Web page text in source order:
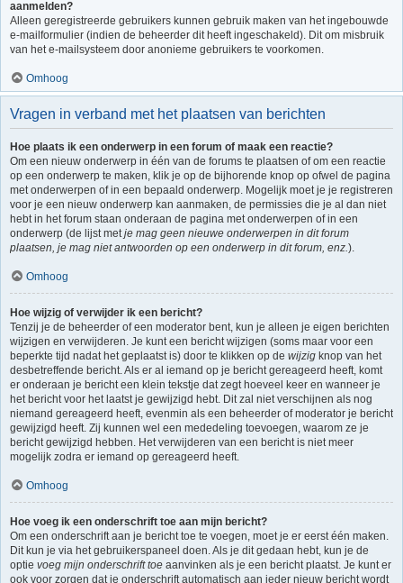
aanmelden?
Alleen geregistreerde gebruikers kunnen gebruik maken van het ingebouwde
e-mailformulier (indien de beheerder dit heeft ingeschakeld). Dit om misbruik
van het e-mailsysteem door anonieme gebruikers te voorkomen.
Omhoog
Vragen in verband met het plaatsen van berichten
Hoe plaats ik een onderwerp in een forum of maak een reactie?
Om een nieuw onderwerp in één van de forums te plaatsen of om een reactie
op een onderwerp te maken, klik je op de bijhorende knop op ofwel de pagina
met onderwerpen of in een bepaald onderwerp. Mogelijk moet je je registreren
voor je een nieuw onderwerp kan aanmaken, de permissies die je al dan niet
hebt in het forum staan onderaan de pagina met onderwerpen of in een
onderwerp (de lijst metje mag geen nieuwe onderwerpen in dit forum
plaatsen, je mag niet antwoorden op een onderwerp in dit forum, enz.).
Omhoog
Hoe wijzig of verwijder ik een bericht?
Tenzij je de beheerder of een moderator bent, kun je alleen je eigen berichten
wijzigen en verwijderen. Je kunt een bericht wijzigen (soms maar voor een
beperkte tijd nadat het geplaatst is) door te klikken op de wijzig knop van het
desbetreffende bericht. Als er al iemand op je bericht gereageerd heeft, komt
er onderaan je bericht een klein tekstje dat zegt hoeveel keer en wanneer je
het bericht voor het laatst je gewijzigd hebt. Dit zal niet verschijnen als nog
niemand gereageerd heeft, evenmin als een beheerder of moderator je bericht
gewijzigd heeft. Zij kunnen wel een mededeling toevoegen, waarom ze je
bericht gewijzigd hebben. Het verwijderen van een bericht is niet meer
mogelijk zodra er iemand op gereageerd heeft.
Omhoog
Hoe voeg ik een onderschrift toe aan mijn bericht?
Om een onderschrift aan je bericht toe te voegen, moet je er eerst één maken.
Dit kun je via het gebruikerspaneel doen. Als je dit gedaan hebt, kun je de
optie voeg mijn onderschrift toe aanvinken als je een bericht plaatst. Je kunt er
ook voor zorgen dat je onderschrift automatisch aan ieder nieuw bericht wordt